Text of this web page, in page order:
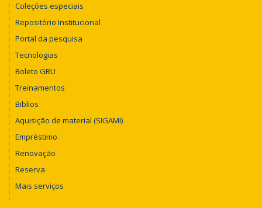
Coleções especiais
Repositório Institucional
Portal da pesquisa
Tecnologias
Boleto GRU
Treinamentos
Biblios
Aquisição de material (SIGAMI)
Empréstimo
Renovação
Reserva
Mais serviços